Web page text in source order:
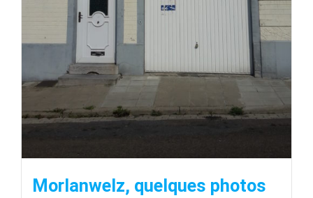
Morlanwelz, quelques photos